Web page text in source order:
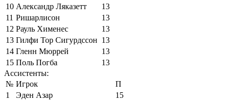
10 Александр Ляказетт
13
11 Ришарлисон
13
12 Рауль Хименес
13
13 Гилфи Тор Сигурдссон 13
14 Гленн Мюррей
13
15 Поль Погба
13
Ассистенты:
№ Игрок
П
1
Эден Азар
15